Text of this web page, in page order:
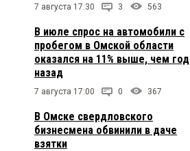
7 августа 17:30 3 563
В июле спрос на автомобили с
пробегом в Омской области
оказался на 11% выше, чем год
назад
7 августа 17:00 0 367
В Омске свердловского
бизнесмена обвинили в даче
взятки